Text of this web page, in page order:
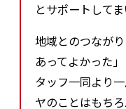
とサポートしてま
地域とのつなが
あってよかった
タッフ一同より
ヤのことはもち